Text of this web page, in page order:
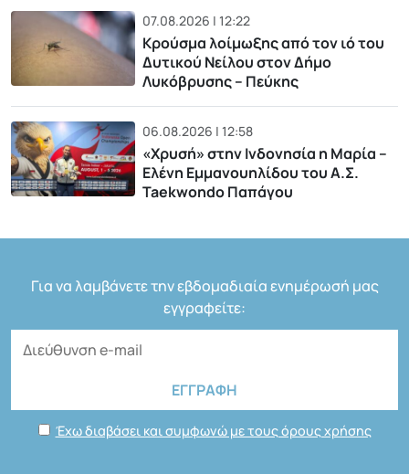
07.08.2026 | 12:22
Κρούσμα λοίμωξης από τον ιό του
Δυτικού Νείλου στον Δήμο
Λυκόβρυσης – Πεύκης
06.08.2026 | 12:58
«Χρυσή» στην Ινδονησία η Μαρία –
Ελένη Εμμανουηλίδου του Α.Σ.
Taekwondo Παπάγου
Για να λαμβάνετε την εβδομαδιαία ενημέρωσή μας
εγγραφείτε:
Έχω διαβάσει και συμφωνώ με τους όρους χρήσης